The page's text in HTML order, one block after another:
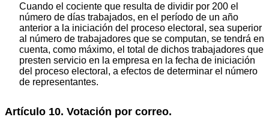
Cuando el cociente que resulta de dividir por 200 el
número de días trabajados, en el período de un año
anterior a la iniciación del proceso electoral, sea superior
al número de trabajadores que se computan, se tendrá en
cuenta, como máximo, el total de dichos trabajadores que
presten servicio en la empresa en la fecha de iniciación
del proceso electoral, a efectos de determinar el número
de representantes.
Artículo 10. Votación por correo.